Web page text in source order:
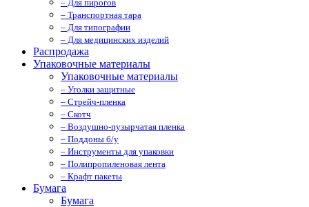
– Для пирогов
– Транспортная тара
– Для типографии
– Для медицинских изделий
Распродажа
Упаковочные материалы
Упаковочные материалы
– Уголки защитные
– Стрейч-пленка
– Скотч
– Воздушно-пузырчатая пленка
– Поддоны б/у
– Инструменты для упаковки
– Полипропиленовая лента
– Крафт пакеты
Бумага
Бумага